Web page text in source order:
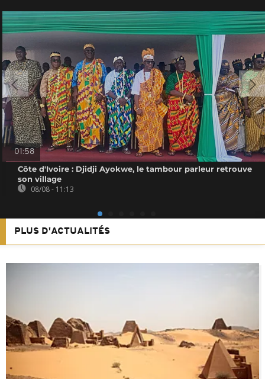
01:58
Côte d'Ivoire : Djidji Ayokwe, le tambour parleur retrouve
son village
08/08 - 11:13
PLUS D'ACTUALITÉS